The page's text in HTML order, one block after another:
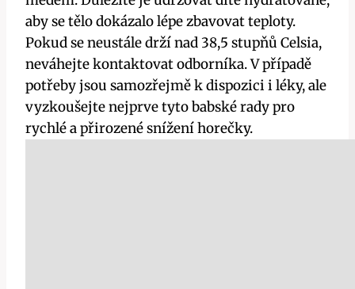
aby ‍se tělo ⁢dokázalo lépe zbavovat teploty.
Pokud se‍ neustále drží nad‍ 38,5 stupňů Celsia,⁢
neváhejte kontaktovat odborníka. ‌V ⁤případě⁣
potřeby⁢ jsou ⁣samozřejmě k dispozici i léky, ale
⁤vyzkoušejte nejprve‌ tyto babské rady pro
⁤rychlé a přirozené‍ snížení ​horečky.